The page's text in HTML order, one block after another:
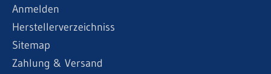
Anmelden
Herstellerverzeichniss
Sitemap
Zahlung & Versand